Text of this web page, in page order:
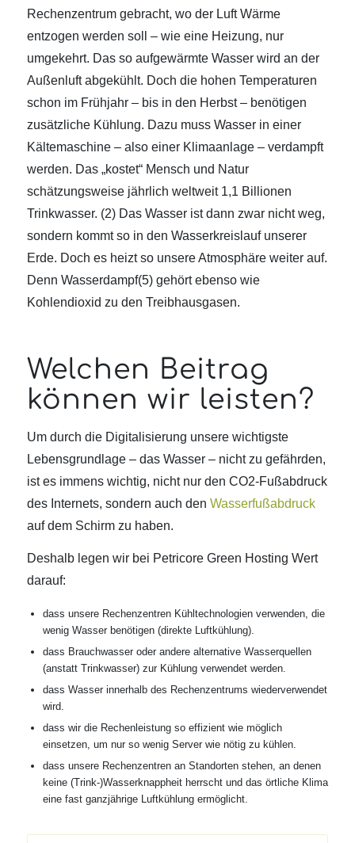
Rechenzentrum gebracht, wo der Luft Wärme
entzogen werden soll – wie eine Heizung, nur
umgekehrt. Das so aufgewärmte Wasser wird an der
Außenluft abgekühlt. Doch die hohen Temperaturen
schon im Frühjahr – bis in den Herbst – benötigen
zusätzliche Kühlung. Dazu muss Wasser in einer
Kältemaschine – also einer Klimaanlage – verdampft
werden. Das „kostet“ Mensch und Natur
schätzungsweise jährlich weltweit 1,1 Billionen
Trinkwasser. (2) Das Wasser ist dann zwar nicht weg,
sondern kommt so in den Wasserkreislauf unserer
Erde. Doch es heizt so unsere Atmosphäre weiter auf.
Denn Wasserdampf(5) gehört ebenso wie
Kohlendioxid zu den Treibhausgasen.
Welchen Beitrag
können wir leisten?
Um durch die Digitalisierung unsere wichtigste
Lebensgrundlage – das Wasser – nicht zu gefährden,
ist es immens wichtig, nicht nur den CO2-Fußabdruck
des Internets, sondern auch den Wasserfußabdruck
auf dem Schirm zu haben.
Deshalb legen wir bei Petricore Green Hosting Wert
darauf:
dass unsere Rechenzentren Kühltechnologien verwenden, die
wenig Wasser benötigen (direkte Luftkühlung).
dass Brauchwasser oder andere alternative Wasserquellen
(anstatt Trinkwasser) zur Kühlung verwendet werden.
dass Wasser innerhalb des Rechenzentrums wiederverwendet
wird.
dass wir die Rechenleistung so effizient wie möglich
einsetzen, um nur so wenig Server wie nötig zu kühlen.
dass unsere Rechenzentren an Standorten stehen, an denen
keine (Trink-)Wasserknappheit herrscht und das örtliche Klima
eine fast ganzjährige Luftkühlung ermöglicht.